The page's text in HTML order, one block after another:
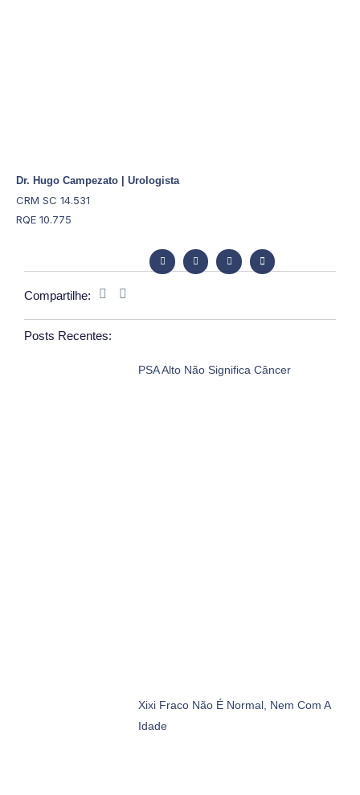
Dr. Hugo Campezato | Urologista
CRM SC 14.531
RQE 10.775
Compartilhe:
Posts Recentes:
PSA Alto Não Significa Câncer
Xixi Fraco Não É Normal, Nem Com A
Idade